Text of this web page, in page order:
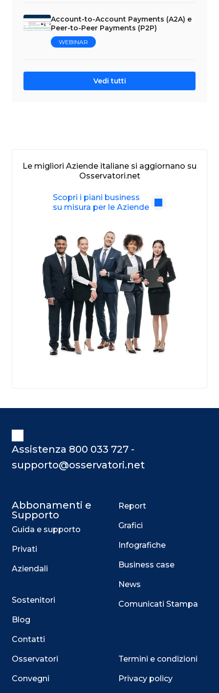
Account-to-Account Payments (A2A) e
Peer-to-Peer Payments (P2P)
WEBINAR
Vedi tutti
Le migliori Aziende italiane si aggiornano su
Osservatori.net
Scopri i piani business
su misura per le Aziende
Assistenza 800 033 727 -
supporto@osservatori.net
Abbonamenti e
Supporto
Guida e supporto
Privati
Aziendali
Sostenitori
Blog
Contatti
Osservatori
Convegni
Report
Grafici
Infografiche
Business case
News
Comunicati Stampa
Termini e condizioni
Privacy policy